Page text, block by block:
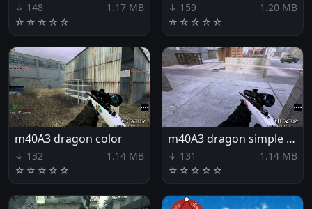
↓ 148
1.17 MB
☆ ☆ ☆ ☆ ☆
↓ 159
1.20 MB
☆ ☆ ☆ ☆ ☆
m40A3 dragon color
↓ 132
1.14 MB
☆ ☆ ☆ ☆ ☆
m40A3 dragon simple white
↓ 131
1.14 MB
☆ ☆ ☆ ☆ ☆